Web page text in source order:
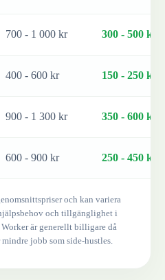
700 - 1 000 kr 300 - 500 kr
400 - 600 kr 150 - 250 kr
900 - 1 300 kr 350 - 600 kr
600 - 900 kr 250 - 450 kr
och kan variera
och tillgänglighet i
är generellt billigare då
jobb som side-hustles.